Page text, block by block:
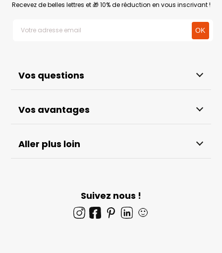
Vos questions
Vos avantages
Aller plus loin
Recevez de belles lettres et 🎁 10% de réduction en vous inscrivant !
Suivez nous !
🙂